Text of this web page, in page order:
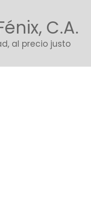
C.A.
al precio justo